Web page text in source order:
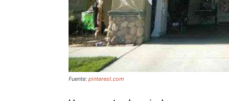
Fuente: pinterest.com